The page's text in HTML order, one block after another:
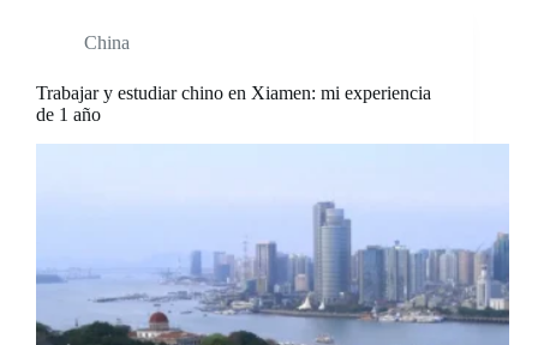
China
Trabajar y estudiar chino en Xiamen: mi experiencia
de 1 año